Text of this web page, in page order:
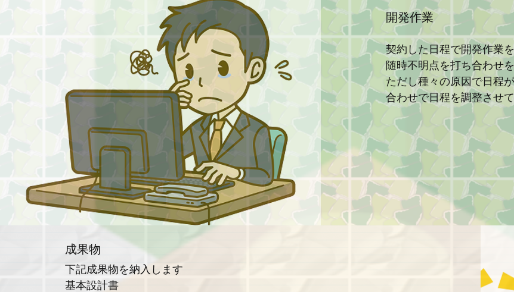
開発作業
契約した日程で開発作業を
随時不明点を打ち合わせ
ただし種々の原因で日程
合わせで日程を調整させ
成果物
​​下記成果物を納入します
基本設計書